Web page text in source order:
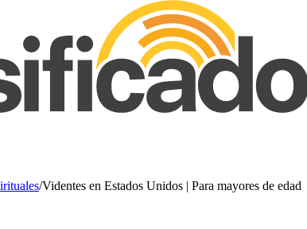
/Videntes en Estados Unidos | Para mayores de edad